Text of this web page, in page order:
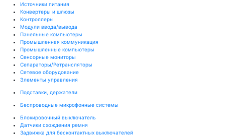
Источники питания
Конвертеры и шлюзы
Контроллеры
Модули ввода/вывода
Панельные компьютеры
Промышленная коммуникация
Промышленные компьютеры
Сенсорные мониторы
Сепараторы/Ретрансляторы
Сетевое оборудование
Элементы управления
Подставки, держатели
Беспроводные микрофонные системы
Блокировочный выключатель
Датчики схождения ремня
Задвижка для бесконтактных выключателей